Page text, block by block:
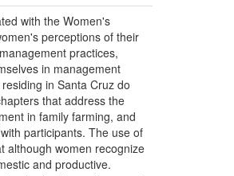
with the Women's
perceptions of their
practices,
in management
in Santa Cruz do
that address the
in family farming, and
participants. The use of
although women recognize
and productive.